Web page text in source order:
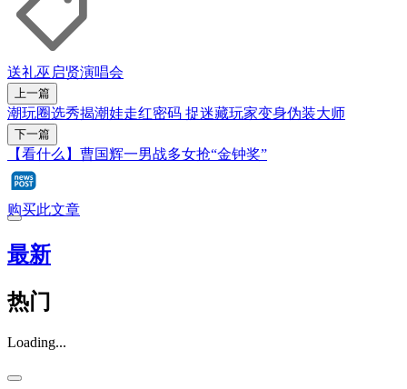
送礼巫启贤演唱会
上一篇
潮玩圈选秀揭潮娃走红密码 捉迷藏玩家变身伪装大师
下一篇
【看什么】曹国辉一男战多女抢“金钟奖”
购买此文章
最新
热门
Loading...